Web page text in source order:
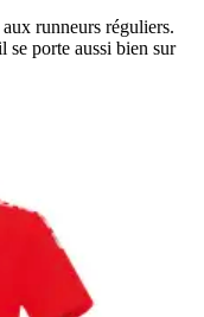
runneurs réguliers.
porte aussi bien sur